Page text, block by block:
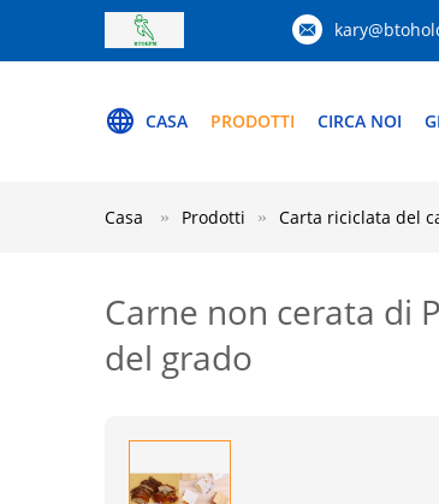
CASA PRODOTTI CIRCA NOI
Casa Prodotti Carta riciclata del
Carne non cerata di
del grado